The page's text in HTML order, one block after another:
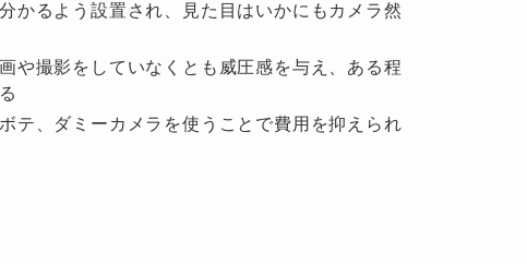
かるよう設置され、見た目はいかにもカメラ然
や撮影をしていなくとも威圧感を与え、ある程
テ、ダミーカメラを使うことで費用を抑えられ